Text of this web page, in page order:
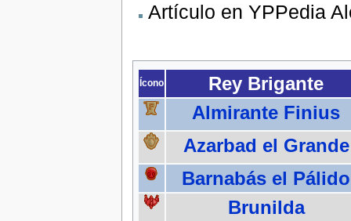
Artículo en YPPedia
Ícono
Rey Brigante
Almirante Finius
Azarbad el Grande
Barnabás el Pálido
Brunilda